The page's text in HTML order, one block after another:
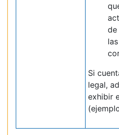
de
Si
legal,
exhibir